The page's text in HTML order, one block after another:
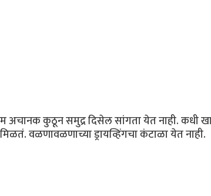
अचानक कुठून समुद्र दिसेल सांगता येत नाही. कधी
वळणावळणाच्या ड्रायव्हिंगचा कंटाळा येत नाही.